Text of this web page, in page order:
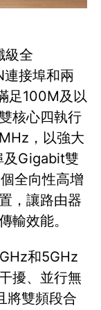
級全
接埠和兩
足100M及以
核心四執行
，以強大
及Gigabit雙
全向性高增
，讓路由器
輸效能。
和5GHz
擾、並行無
將雙頻段合